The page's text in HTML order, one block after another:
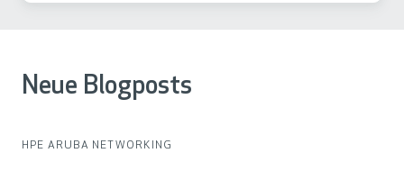
Neue Blogposts
HPE ARUBA NETWORKING